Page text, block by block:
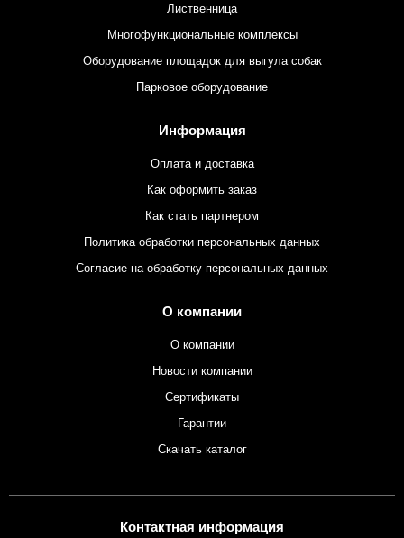
Лиственница
Многофункциональные комплексы
Оборудование площадок для выгула собак
Парковое оборудование
Информация
Оплата и доставка
Как оформить заказ
Как стать партнером
Политика обработки персональных данных
Согласие на обработку персональных данных
О компании
О компании
Новости компании
Сертификаты
Гарантии
Скачать каталог
Контактная информация